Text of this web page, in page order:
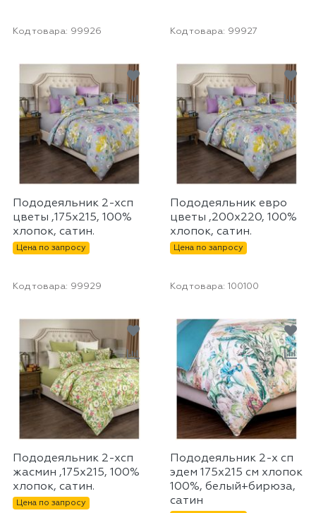
Код товара: 99926
Пододеяльник 2-хсп
цветы ,175х215, 100%
хлопок, сатин.
Цена по запросу
Код товара: 99927
Пододеяльник евро
цветы ,200х220, 100%
хлопок, сатин.
Цена по запросу
Код товара: 99929
Пододеяльник 2-хсп
жасмин ,175х215, 100%
хлопок, сатин.
Цена по запросу
Код товара: 100100
Пододеяльник 2-х сп
эдем 175х215 см хлопок
100%, белый+бирюза,
сатин